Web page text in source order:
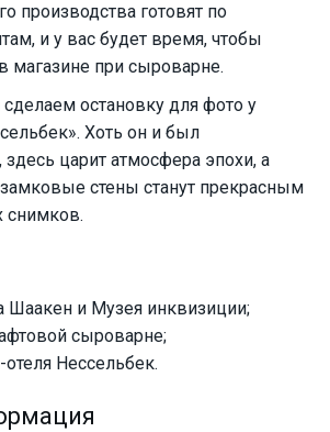
производства готовят по
и у вас будет время, чтобы
магазине при сыроварне.
сделаем остановку для фото у
Хоть он и был
здесь царит атмосфера эпохи, а
стены станут прекрасным
Шаакен и Музея инквизиции;
сыроварне;
Нессельбек.